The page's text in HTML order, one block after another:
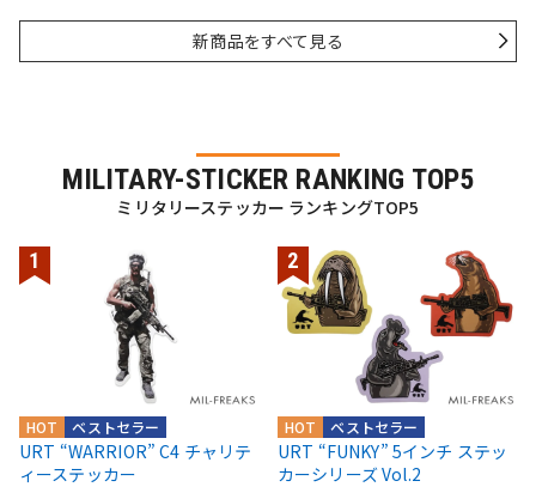
新商品をすべて見る
MILITARY-STICKER RANKING TOP5
ミリタリーステッカー ランキングTOP5
ベストセラー
HOT
URT “WARRIOR” C4 チャリテ
ィーステッカー
ベストセラー
HOT
URT “FUNKY” 5インチ ステッ
カーシリーズ Vol.2